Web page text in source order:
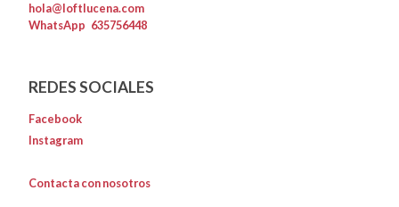
hola@loftlucena.com
WhatsApp 635756448
REDES SOCIALES
Facebook
Instagram
Contacta con nosotros